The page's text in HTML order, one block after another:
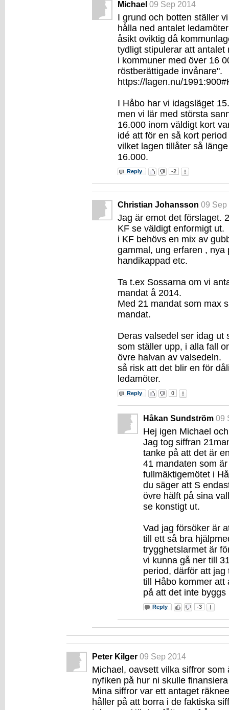
Michael 09 Sep 2014
I grund och botten ställer
hålla ned antalet
åsikt oviktig då
tydligt stipulerar att antalet
i kommuner med över 16
röstberättigade invånare".
https://lagen.nu/
I Håbo har vi idagsläget
men vi lär med största
16.000 inom väldigt kort
idé att för en så kort
vilket lagen tillåter så
16.000.
Reply -2
Christian Johansson 09 Sep
Jag är emot det förslaget.
KF se väldigt enformigt ut.
i KF behövs en mix av
gammal, ung erfaren , nya
handikappad etc.
Ta t.ex Sossarna om vi
mandat å 2014.
Med 21 mandat som max
mandat.
Deras valsedel ser idag ut
som ställer upp, i alla fall
övre halvan av valsedeln.
så risk att det blir en för
ledamöter.
Reply 0
Håkan Sundström 09
Hej igen Michael
Jag tog siffran
tanke på att det är
41 mandaten som
fullmäktigemötet i
du säger att S
övre hälft på sina
se konstigt ut.
Vad jag försöker är
till ett så bra
trygghetslarmet är
vi kunna gå ner till
period, därför att
till Håbo kommer att
på att det inte
Reply -3
Peter Kilger 09 Sep 2014
Michael, oavsett vilka siffror som
nyfiken på hur ni skulle
Mina siffror var ett antaget
håller på att borra i de faktiska